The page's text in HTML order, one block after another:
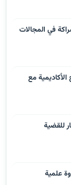
في المجالات
الأكاديمية مع
للقضية
علمية